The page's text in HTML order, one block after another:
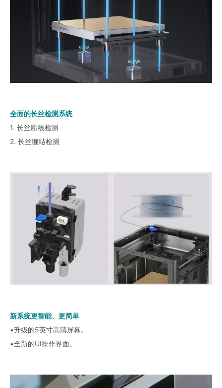
全面的长丝检测系统
1. 长丝断线检测
2. 长丝缠结检测
新系统更智能、更简单
•升级的5英寸高清屏幕。
•全新的UI操作界面。